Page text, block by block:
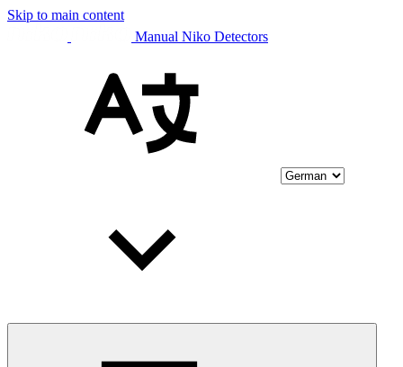
Skip to main content
Manual Niko Detectors